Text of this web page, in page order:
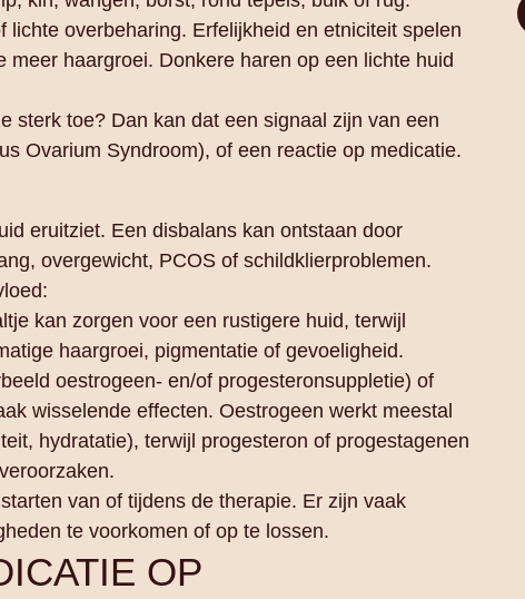
overbeharing. Erfelijkheid en etniciteit spelen
haargroei. Donkere haren op een lichte huid
sterk toe? Dan kan dat een signaal zijn van een
Ovarium Syndroom), of een reactie op medicatie.
eruitziet. Een disbalans kan ontstaan door
overgewicht, PCOS of schildklierproblemen.
kan zorgen voor een rustigere huid, terwijl
haargroei, pigmentatie of gevoeligheid.
oestrogeen- en/of progesteronsuppletie) of
wisselende effecten. Oestrogeen werkt meestal
hydratatie), terwijl progesteron of progestagenen
van of tijdens de therapie. Er zijn vaak
te voorkomen of op te lossen.
OP